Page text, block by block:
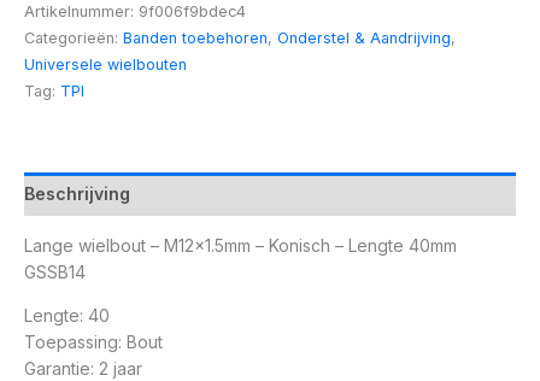
Artikelnummer: 9f006f9bdec4
Categorieën: Banden toebehoren, Onderstel & Aandrijving,
Universele wielbouten
Tag: TPI
Beschrijving
Lange wielbout – M12x1.5mm – Konisch – Lengte 40mm
GSSB14
Lengte: 40
Toepassing: Bout
Garantie: 2 jaar